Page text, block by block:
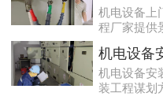
天河配电房预
机电设备上
程厂家提供
机电设备安
装工程谋划